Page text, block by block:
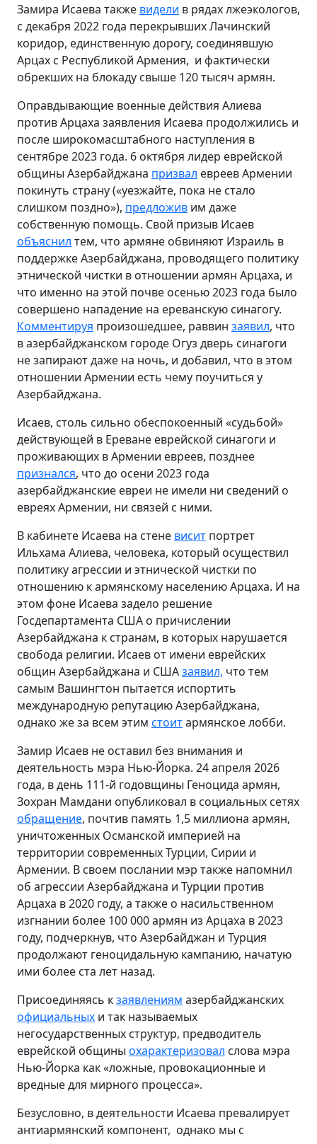
Замира Исаева также видели в рядах лжеэкологов,
с декабря 2022 года перекрывших Лачинский
коридор, единственную дорогу, соединявшую
Арцах с Республикой Армения, и фактически
обрекших на блокаду свыше 120 тысяч армян.
Оправдывающие военные действия Алиева
против Арцаха заявления Исаева продолжились и
после широкомасштабного наступления в
сентябре 2023 года. 6 октября лидер еврейской
общины Азербайджана призвал евреев Армении
покинуть страну («уезжайте, пока не стало
слишком поздно»), предложив им даже
собственную помощь. Свой призыв Исаев
объяснил тем, что армяне обвиняют Израиль в
поддержке Азербайджана, проводящего политику
этнической чистки в отношении армян Арцаха, и
что именно на этой почве осенью 2023 года было
совершено нападение на ереванскую синагогу.
Комментируя произошедшее, раввин заявил, что
в азербайджанском городе Огуз дверь синагоги
не запирают даже на ночь, и добавил, что в этом
отношении Армении есть чему поучиться у
Азербайджана.
Исаев, столь сильно обеспокоенный «судьбой»
действующей в Ереване еврейской синагоги и
проживающих в Армении евреев, позднее
признался, что до осени 2023 года
азербайджанские евреи не имели ни сведений о
евреях Армении, ни связей с ними.
В кабинете Исаева на стене висит портрет
Ильхама Алиева, человека, который осуществил
политику агрессии и этнической чистки по
отношению к армянскому населению Арцаха. И на
этом фоне Исаева задело решение
Госдепартамента США о причислении
Азербайджана к странам, в которых нарушается
свобода религии. Исаев от имени еврейских
общин Азербайджана и СШАзаявил, что тем
самым Вашингтон пытается испортить
международную репутацию Азербайджана,
однако же за всем этим стоитармянское лобби.
Замир Исаев не оставил без внимания и
деятельность мэра Нью-Йорка. 24 апреля 2026
года, в день 111-й годовщины Геноцида армян,
Зохран Мамдани опубликовал в социальных сетях
обращение, почтив память 1,5 миллиона армян,
уничтоженных Османской империей на
территории современных Турции, Сирии и
Армении. В своем послании мэр также напомнил
об агрессии Азербайджана и Турции против
Арцаха в 2020 году, а также о насильственном
изгнании более 100 000 армян из Арцаха в 2023
году, подчеркнув, что Азербайджан и Турция
продолжают геноцидальную кампанию, начатую
ими более ста лет назад.
Присоединяясь кзаявлениям азербайджанских
официальных и так называемых
негосударственных структур, предводитель
еврейской общины охарактеризовал слова мэра
Нью-Йорка как «ложные, провокационные и
вредные для мирного процесса».
Безусловно, в деятельности Исаева превалирует
антиармянский компонент, однако мы с